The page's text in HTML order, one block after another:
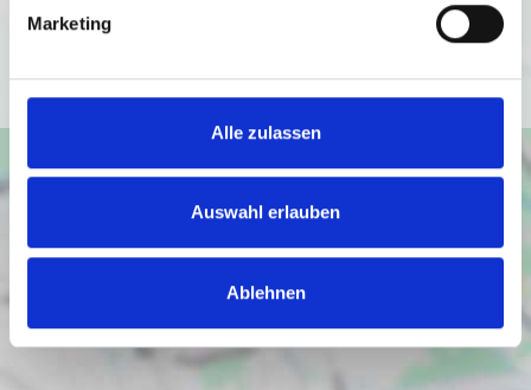
Marketing
Alle zulassen
Auswahl erlauben
Ablehnen
Ich bin einverstanden